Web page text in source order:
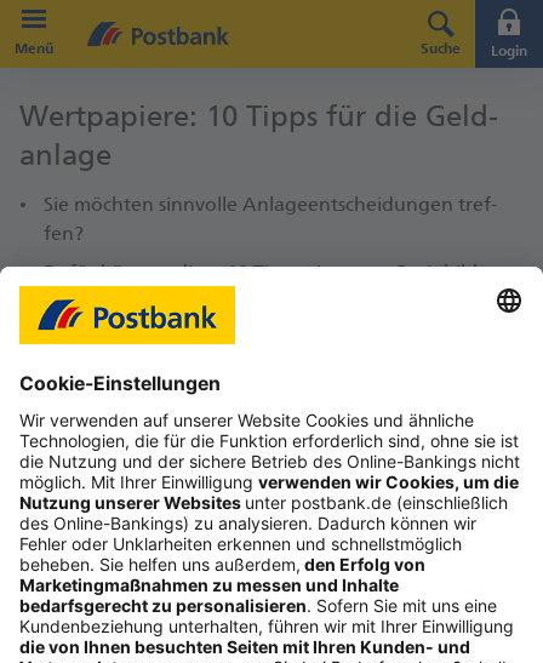
Direkt zur Hauptnavigation (Enter drücken)
Menü Suche Login
Wert­papiere: 10 Tipps für die Geld­­
anlage
Sie möch­ten sinn­vol­le An­la­ge­ent­schei­dun­gen tref­
fen?
Dafür kön­nen diese 10 Tipps eine gute Basis bil­den.
Hier er­fah­ren Sie, wor­auf Sie als Pri­vat­an­le­ger bei
Ihren In­vest­ment­ent­schei­dun­gen ach­ten soll­ten.
Unser Tipp